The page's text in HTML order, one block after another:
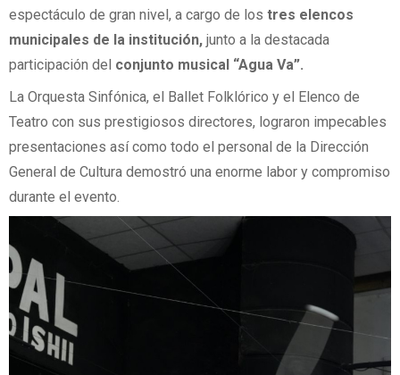
espectáculo de gran nivel, a cargo de los tres elencos
municipales de la institución, junto a la destacada
participación del conjunto musical “Agua Va”.
La Orquesta Sinfónica, el Ballet Folklórico y el Elenco de
Teatro con sus prestigiosos directores, lograron impecables
presentaciones así como todo el personal de la Dirección
General de Cultura demostró una enorme labor y compromiso
durante el evento.